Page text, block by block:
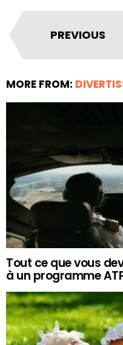
PREVIOUS
MORE FROM:
Tout ce que vous
à un programme